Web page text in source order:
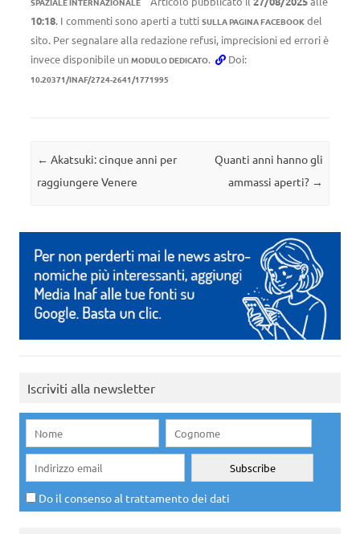
10:18. I commenti sono aperti a tutti SULLA PAGINA FACEBOOK del
sito. Per segnalare alla redazione refusi, imprecisioni ed errori è
invece disponibile un MODULO DEDICATO. Doi:
10.20371/INAF/2724-2641/1771995
Navigazione articolo
← Akatsuki: cinque anni per
raggiungere Venere
Quanti anni hanno gli
ammassi aperti? →
Iscriviti alla newsletter
Do il consenso al trattamento dei dati